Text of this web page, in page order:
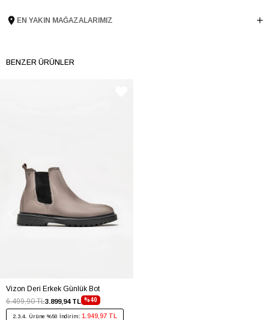
Menşei TURKIYE
EN YAKIN MAĞAZALARIMIZ
BENZER ÜRÜNLER
Vizon Deri Erkek Günlük Bot
%40
3.899,94 TL
6.499,90 TL
2.3.4. Ürüne %50 İndirim: 1.949,97 TL